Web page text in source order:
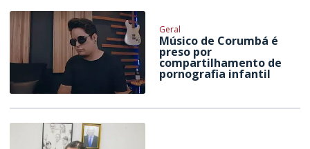
Geral
Músico de Corumbá é
preso por
compartilhamento de
pornografia infantil